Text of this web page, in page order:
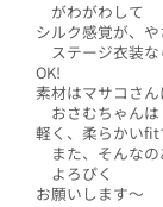
がわがわして
シルク感覚が、や
ステージ衣装な
OK!
素材はマサコさ
おさむちゃんは
軽く、柔らかい
また、そんなの
よろぴく
お願いします〜